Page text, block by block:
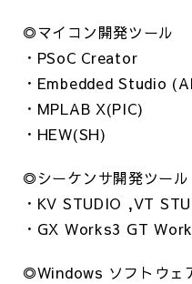
◎マイコン開発ツール
・PSoC Creator
・Embedded Studio
・MPLAB X(PIC)
・HEW(SH)
◎シーケンサ開発ツール
・KV STUDIO ,VT
・GX Works3 GT
◎Windows ソフトウェ